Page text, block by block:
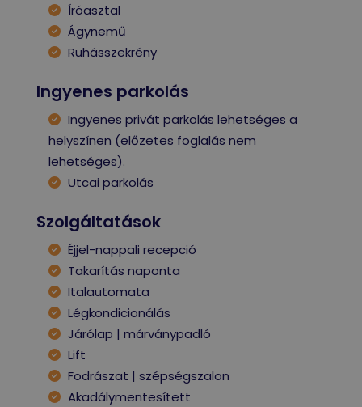
Íróasztal
Ágynemű
Ruhásszekrény
Ingyenes parkolás
Ingyenes privát parkolás lehetséges a
helyszínen (előzetes foglalás nem
lehetséges).
Utcai parkolás
Szolgáltatások
Éjjel-nappali recepció
Takarítás naponta
Italautomata
Légkondicionálás
Járólap | márványpadló
Lift
Fodrászat | szépségszalon
Akadálymentesített